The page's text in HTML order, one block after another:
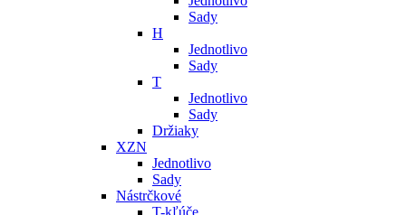
Sady
H
Jednotlivo
Sady
T
Jednotlivo
Sady
Držiaky
XZN
Jednotlivo
Sady
Nástrčkové
T-kľúče